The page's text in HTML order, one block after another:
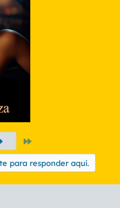
para responder aquí.